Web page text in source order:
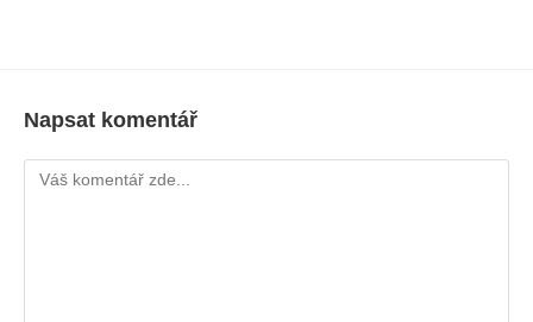
Napsat komentář